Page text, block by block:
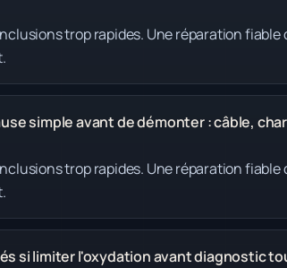
trop rapides. Une réparation
simple avant de démonter : câble,
trop rapides. Une réparation
si limiter l'oxydation avant diagnostic